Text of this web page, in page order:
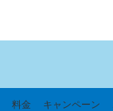
料金 キャンペーン